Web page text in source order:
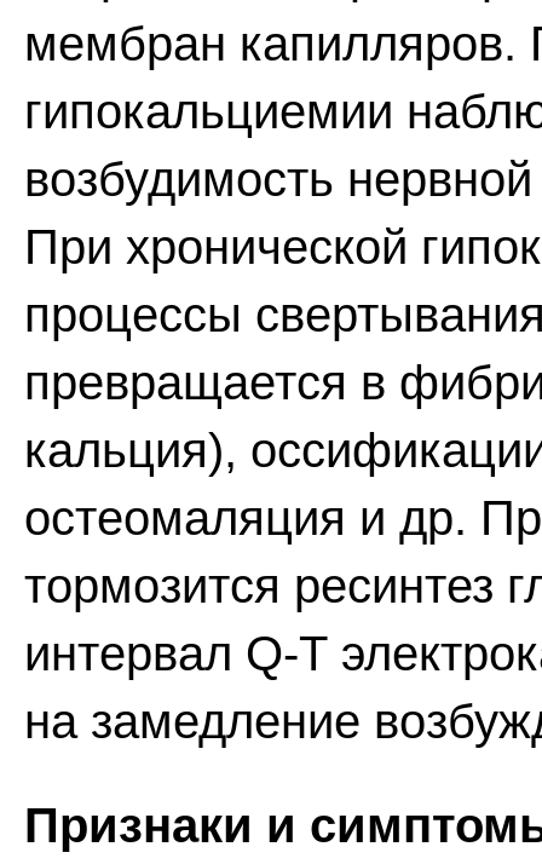
мембран
гипокальциемии
возбудимость
При хронической
процессы
превращается в
кальция),
остеомаляция и др.
тормозится ресинтез
интервал Q-Т
на замедление
Признаки и